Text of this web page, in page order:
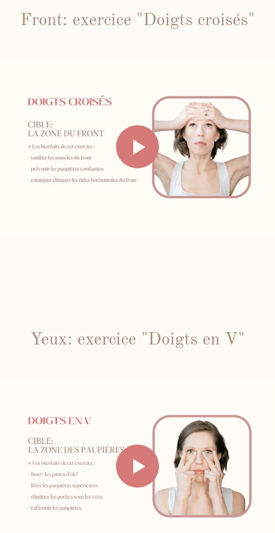
Front: exercice "Doigts croisés"
Yeux: exercice "Doigts en V"